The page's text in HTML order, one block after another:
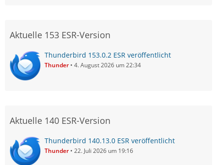
Aktuelle 153 ESR-Version
Thunderbird 153.0.2 ESR veröffentlicht
Thunder 4. August 2026 um 22:34
Aktuelle 140 ESR-Version
Thunderbird 140.13.0 ESR veröffentlicht
Thunder 22. Juli 2026 um 19:16